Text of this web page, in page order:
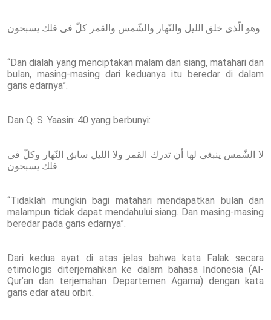
وهو الّذى خلق الليل والنّهار والشّمس والقمر كلّ فى فلك يسبحون
“Dan dialah yang menciptakan malam dan siang, matahari dan
bulan, masing-masing dari keduanya itu beredar di dalam
garis edarnya”.
Dan Q. S. Yaasin: 40 yang berbunyi:
لا الشّمس ينبغى لها أن تدرك القمر ولا الليل سابق النّهار وكلّ فى
فلك يسبحون
“Tidaklah mungkin bagi matahari mendapatkan bulan dan
malampun tidak dapat mendahului siang. Dan masing-masing
beredar pada garis edarnya”.
Dari kedua ayat di atas jelas bahwa kata Falak secara
etimologis diterjemahkan ke dalam bahasa Indonesia (Al-
Qur’an dan terjemahan Departemen Agama) dengan kata
garis edar atau orbit.